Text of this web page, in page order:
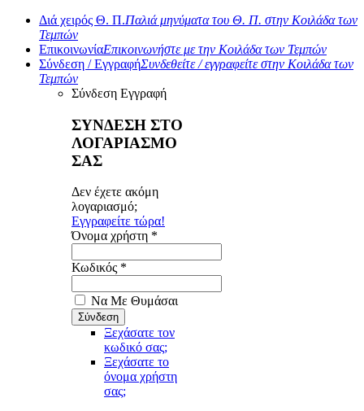
Διά χειρός Θ. Π.Παλιά μηνύματα του Θ. Π. στην Κοιλάδα των
Τεμπών
ΕπικοινωνίαΕπικοινωνήστε με την Κοιλάδα των Τεμπών
Σύνδεση / ΕγγραφήΣυνδεθείτε / εγγραφείτε στην Κοιλάδα των
Τεμπών
Σύνδεση Εγγραφή
ΣΥΝΔΕΣΗ ΣΤΟ
ΛΟΓΑΡΙΑΣΜΟ
ΣΑΣ
Δεν έχετε ακόμη
λογαριασμό;
Εγγραφείτε τώρα!
Όνομα χρήστη *
Κωδικός *
Να Με Θυμάσαι
Ξεχάσατε τον
κωδικό σας;
Ξεχάσατε το
όνομα χρήστη
σας;